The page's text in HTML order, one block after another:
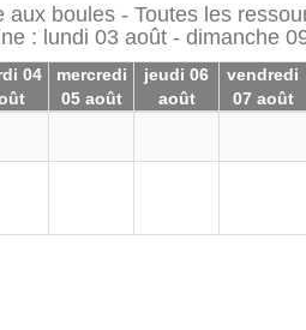
aux boules - Toutes les
: lundi 03 août - dimanche
04
mercredi
05 août
jeudi 06
août
vendredi
07 août